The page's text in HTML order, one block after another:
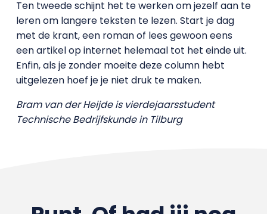
Ten tweede schijnt het te werken om jezelf aan te
leren om langere teksten te lezen. Start je dag
met de krant, een roman of lees gewoon eens
een artikel op internet helemaal tot het einde uit.
Enfin, als je zonder moeite deze column hebt
uitgelezen hoef je je niet druk te maken.
Bram van der Heijde is vierdejaarsstudent
Technische Bedrijfskunde in Tilburg